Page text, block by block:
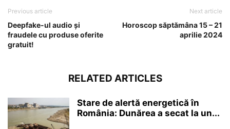
Previous article
Deepfake-ul audio și
fraudele cu produse oferite
gratuit!
Next article
Horoscop săptămâna 15 – 21
aprilie 2024
RELATED ARTICLES
Stare de alertă energetică în
România: Dunărea a secat la un...